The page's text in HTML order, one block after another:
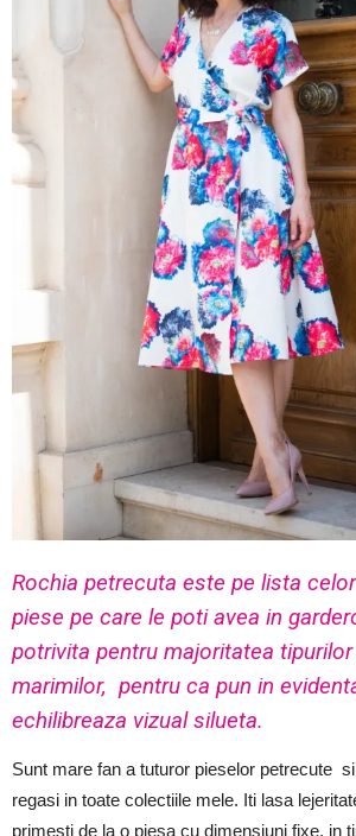
Rochia petrecuta este pe lista
piese pe care le poti avea in
potrivita pentru majoritatea
marimilor, pentru ca pun in
echilibreaza vizual silueta.
Sunt mare fan a tuturor pieselor petrecute
regasi in toate colectiile mele. Iti lasa
primesti de la o piesa cu dimensiuni fixe, in